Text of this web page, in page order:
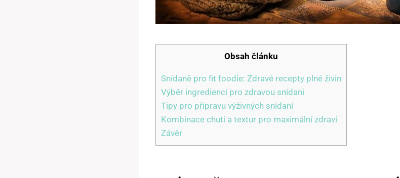
Obsah článku
Snídaně pro fit foodie: Zdravé recepty plné živin
Výběr ingrediencí pro zdravou snídani
Tipy pro přípravu výživných snídaní
Kombinace chutí a textur pro maximální zdraví
Závěr